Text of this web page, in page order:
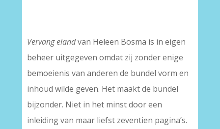
Vervang elandvan Heleen Bosma is in eigen
beheer uitgegeven omdat zij zonder enige
bemoeienis van anderen de bundel vorm en
inhoud wilde geven. Het maakt de bundel
bijzonder. Niet in het minst door een
inleiding van maar liefst zeventien pagina’s.